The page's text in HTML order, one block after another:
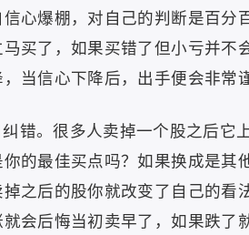
心爆棚，对自己的判断是百分
买了，如果买错了但小亏并不
当信心下降后，出手便会非常
错。很多人卖掉一个股之后它
的最佳买点吗？如果换成是其
之后的股你就改变了自己的看
会后悔当初卖早了，如果跌了